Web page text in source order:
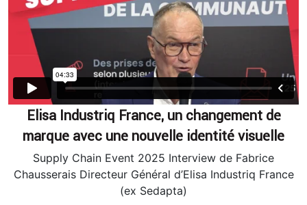
Elisa Industriq France, un changement de
marque avec une nouvelle identité visuelle
Supply Chain Event 2025 Interview de Fabrice
Chausserais Directeur Général d’Elisa Industriq France
(ex Sedapta)